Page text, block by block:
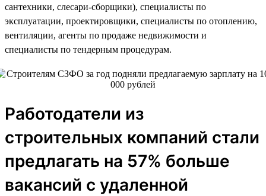
сантехники, слесари-сборщики), специалисты по
эксплуатации, проектировщики, специалисты по отоплению,
вентиляции, агенты по продаже недвижимости и
специалисты по тендерным процедурам.
Работодатели из
строительных компаний стали
предлагать на 57% больше
вакансий с удаленной